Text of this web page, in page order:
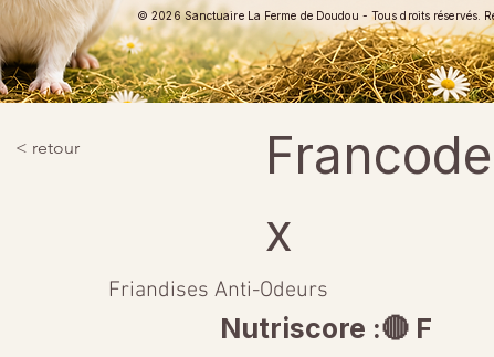
© 2026 Sanctuaire La Ferme de Doudou - Tous droits réservés.
< retour
Francode
x
Friandises Anti-Odeurs
Nutriscore :🔴 F